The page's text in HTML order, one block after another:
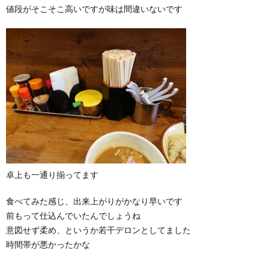
値段がそこそこ高いですが味は間違いないです
卓上も一通り揃ってます
食べてみた感じ、出来上がりがかなり早いです
前もって仕込んでいたんでしょうね
意図せず柔め、というか若干デロンとしてました
時間帯が悪かったかな